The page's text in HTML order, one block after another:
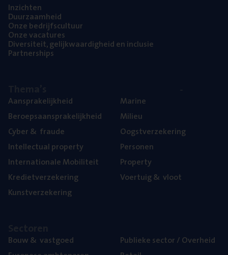
Inzich­ten
Duur­zaam­heid
Onze bedrijfs­cul­tuur
Onze vaca­tu­res
Diver­si­teit, gelijk­waar­dig­heid en inclusie
Part­ner­ships
Aan­spra­ke­lijk­heid
Beroeps­aan­spra­ke­lijk­heid
Cyber& fraude
Intel­lec­tu­al property
Inter­na­ti­o­na­le Mobiliteit
Kre­diet­ver­ze­ke­ring
Kunst­ver­ze­ke­ring
Mari­ne
Mili­eu
Oogst­ver­ze­ke­ring
Per­so­nen
Pro­per­ty
Voer­tuig& vloot
Bouw& vastgoed
Publie­ke sec­tor / Overheid